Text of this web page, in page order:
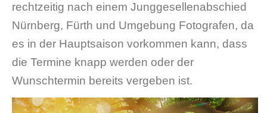
rechtzeitig nach einem Junggesellenabschied
Nürnberg, Fürth und Umgebung Fotografen, da
es in der Hauptsaison vorkommen kann, dass
die Termine knapp werden oder der
Wunschtermin bereits vergeben ist.